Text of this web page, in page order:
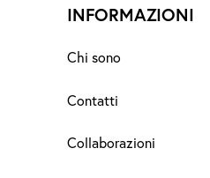
INFORMAZIONI
Chi sono
Contatti
Collaborazioni